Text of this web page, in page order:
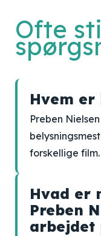
Ofte
Hvem er
Preben
forskellige film.
Hvad er
Preben
arbejdet